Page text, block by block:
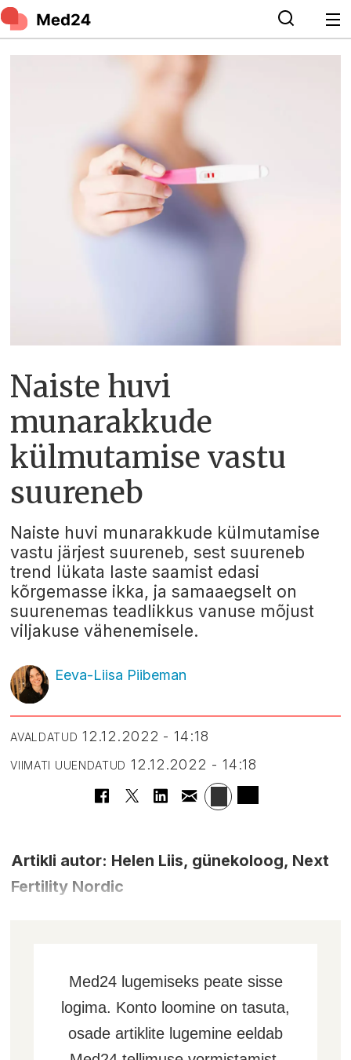
Naiste huvi
munarakkude
külmutamise vastu
suureneb
Naiste huvi munarakkude külmutamise
vastu järjest suureneb, sest suureneb
trend lükata laste saamist edasi
kõrgemasse ikka, ja samaaegselt on
suurenemas teadlikkus vanuse mõjust
viljakuse vähenemisele.
Eeva-Liisa Piibeman
AVALDATUD 12.12.2022 - 14:18
VIIMATI UUENDATUD 12.12.2022 - 14:18
Artikli autor: Helen Liis, günekoloog, Next
Fertility Nordic
Med24 lugemiseks peate sisse
logima. Konto loomine on tasuta,
osade artiklite lugemine eeldab